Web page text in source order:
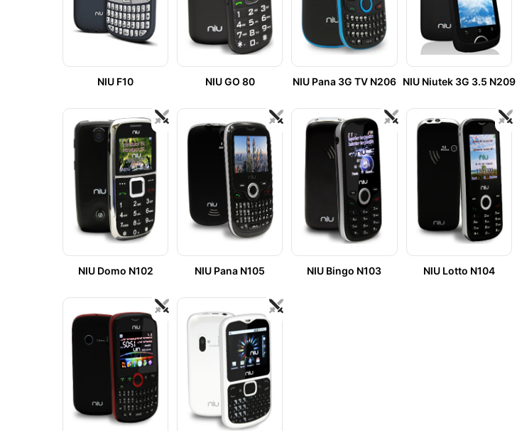
NIU F10 NIU GO 80 NIU Pana 3G TV N206 NIU Niutek 3G 3.5 N209
NIU Domo N102 NIU Pana N105 NIU Bingo N103 NIU Lotto N104